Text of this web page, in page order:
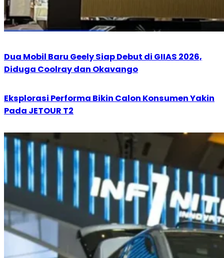
Dua Mobil Baru Geely Siap Debut di GIIAS 2026,
Diduga Coolray dan Okavango
Eksplorasi Performa Bikin Calon Konsumen Yakin
Pada JETOUR T2